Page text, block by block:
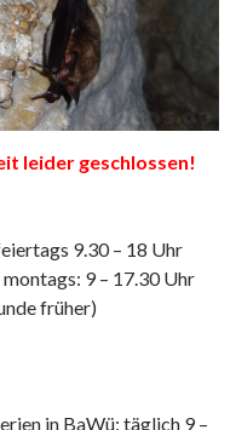
leider geschlossen!
9.30 – 18 Uhr
9 – 17.30 Uhr
früher)
in BaWü: täglich 9 –